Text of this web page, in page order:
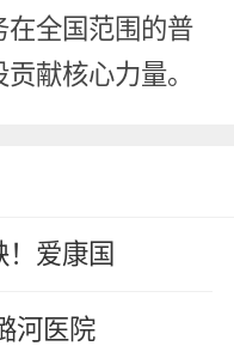
在全国范围的普
献核心力量。
爱康国
河医院